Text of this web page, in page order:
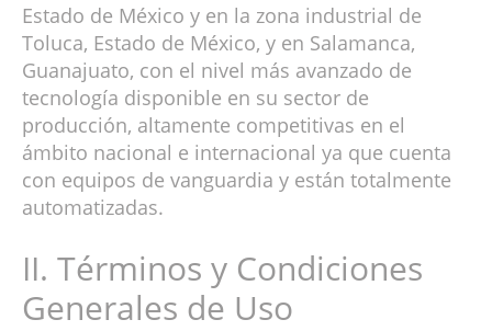
Estado de México y en la zona industrial de
Toluca, Estado de México, y en Salamanca,
Guanajuato, con el nivel más avanzado de
tecnología disponible en su sector de
producción, altamente competitivas en el
ámbito nacional e internacional ya que cuenta
con equipos de vanguardia y están totalmente
automatizadas.
II. Términos y Condiciones
Generales de Uso